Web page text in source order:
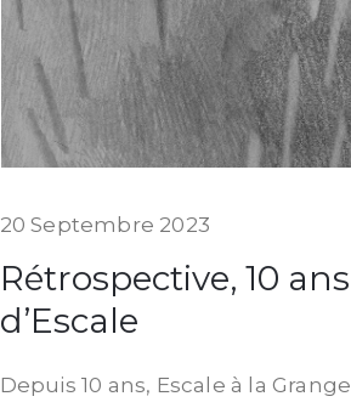
20 Septembre 2023
Rétrospective, 10 ans
d’Escale
Depuis 10 ans, Escale à la Grange